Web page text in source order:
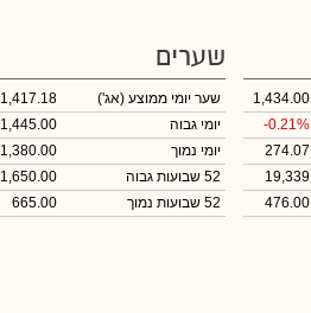
1,434.00
-0.21%
274.07
19,339
476.00
שערים
שער יומי ממוצע (אג')
1,417.18
יומי גבוה
1,445.00
יומי נמוך
1,380.00
52 שבועות גבוה
1,650.00
52 שבועות נמוך
665.00